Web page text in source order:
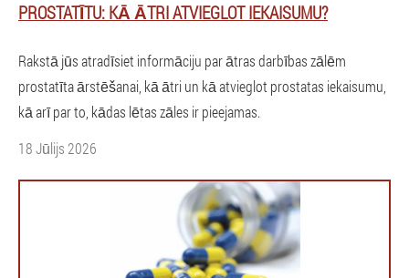
PROSTATĪTU: KĀ ĀTRI ATVIEGLOT IEKAISUMU?
Rakstā jūs atradīsiet informāciju par ātras darbības zālēm
prostatīta ārstēšanai, kā ātri un kā atvieglot prostatas iekaisumu,
kā arī par to, kādas lētas zāles ir pieejamas.
18 Jūlijs 2026